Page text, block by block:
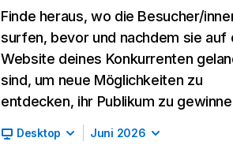
Finde heraus, wo die Besucher/
surfen, bevor und nachdem sie auf
Website deines Konkurrenten
sind, um neue Möglichkeiten zu
entdecken, ihr Publikum zu
Desktop Juni 2026